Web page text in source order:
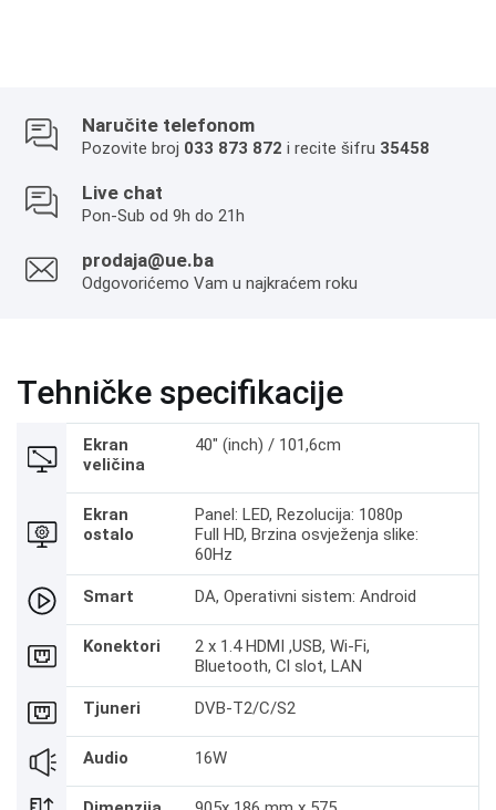
Naručite telefonom
Pozovite broj 033 873 872 i recite šifru 35458
Live chat
Pon-Sub od 9h do 21h
prodaja@ue.ba
Odgovorićemo Vam u najkraćem roku
Tehničke specifikacije
Ekran
veličina
40" (inch) / 101,6cm
Ekran
ostalo
Panel: LED, Rezolucija: 1080p
Full HD, Brzina osvježenja slike:
60Hz
Smart DA, Operativni sistem: Android
Konektori
2 x 1.4 HDMI ,USB, Wi-Fi,
Bluetooth, Cl slot, LAN
Tjuneri DVB-T2/C/S2
Audio 16W